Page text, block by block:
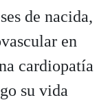
de nacida,
en
cardiopatía
su vida